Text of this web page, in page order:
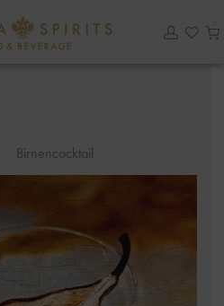
0
Birnencocktail